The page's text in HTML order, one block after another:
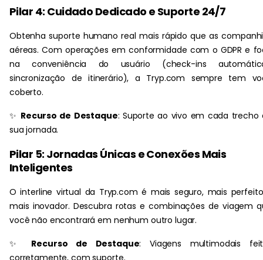
Pilar 4: Cuidado Dedicado e Suporte 24/7
Obtenha suporte humano real mais rápido que as
aéreas. Com operações em conformidade com o GDPR e
na conveniência do usuário (check-ins
sincronização de itinerário), a Tryp.com sempre tem
coberto.
✨ Recurso de Destaque: Suporte ao vivo em cada trecho
sua jornada.
Pilar 5: Jornadas Únicas e Conexões Mais
Inteligentes
O interline virtual da Tryp.com é mais seguro, mais
mais inovador. Descubra rotas e combinações de viagem
você não encontrará em nenhum outro lugar.
✨ Recurso de Destaque: Viagens multimodais
corretamente, com suporte.